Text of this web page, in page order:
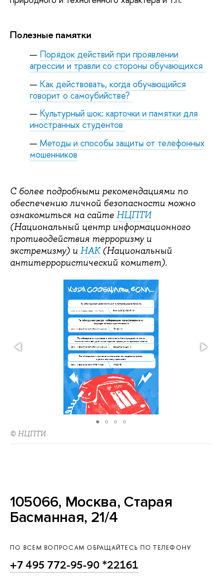
Полезные памятки
Порядок действий при проявлении
агрессии и травли со стороны обучающихся
Как действовать, когда обучающийся
говорит о самоубийстве?
Культурный шок: карточки и памятки для
иностранных студентов
Методы и способы защиты от телефонных
мошенников
С более подробными рекомендациями по
обеспечению личной безопасности можно
ознакомиться на сайте НЦПТИ
(Национальный центр информационного
противодействия терроризму и
экстремизму) и НАК(Национальный
антитеррористический комитет).
© НЦПТИ
105066, Москва, Старая
Басманная, 21/4
ПО ВСЕМ ВОПРОСАМ ОБРАЩАЙТЕСЬ ПО ТЕЛЕФОНУ
+7 495 772-95-90 *22161